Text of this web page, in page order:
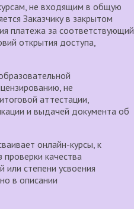
не входящим в общую
Заказчику в закрытом
платежа за соответствующий
открытия доступа,
не
аттестации,
и выдачей документа об
онлайн-курсы, к
качества
степени усвоения
в описании